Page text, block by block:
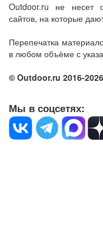
Outdoor.ru не несет
сайтов, на которые
Перепечатка
в любом объёме с
© Outdoor.ru 2016-
Мы в соцсетях: